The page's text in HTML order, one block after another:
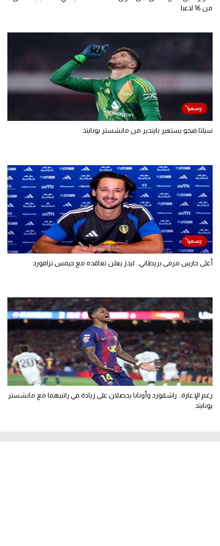
من 16 لاعبا
سيلتا فيجو يستعير بايندير من مانشستر يونايتد
أغلى حارس مرمى بريطاني.. ليدز يعلن تعاقده مع جيمس ترافورد
رغم الإعارة.. راشفورد وأونانا يحصلان على زيادة في راتبيهما مع مانشستر
يونايتد